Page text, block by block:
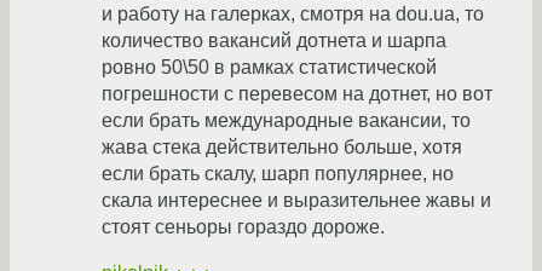
и работу на галерках, смотря на dou.ua, то
количество вакансий дотнета и шарпа
ровно 50\50 в рамках статистической
погрешности с перевесом на дотнет, но вот
если брать международные вакансии, то
жава стека действительно больше, хотя
если брать скалу, шарп популярнее, но
скала интереснее и выразительнее жавы и
стоят сеньоры гораздо дороже.